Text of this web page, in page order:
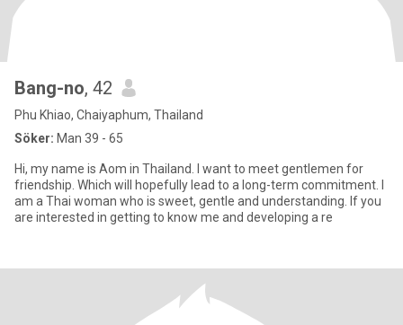
Bang-no, 42
Phu Khiao, Chaiyaphum, Thailand
Söker: Man 39 - 65
Hi, my name is Aom in Thailand. I want to meet gentlemen for
friendship. Which will hopefully lead to a long-term commitment. I
am a Thai woman who is sweet, gentle and understanding. If you
are interested in getting to know me and developing a re